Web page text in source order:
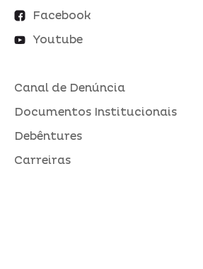
Facebook
Youtube
Canal de Denúncia
Documentos Institucionais
Debêntures
Carreiras